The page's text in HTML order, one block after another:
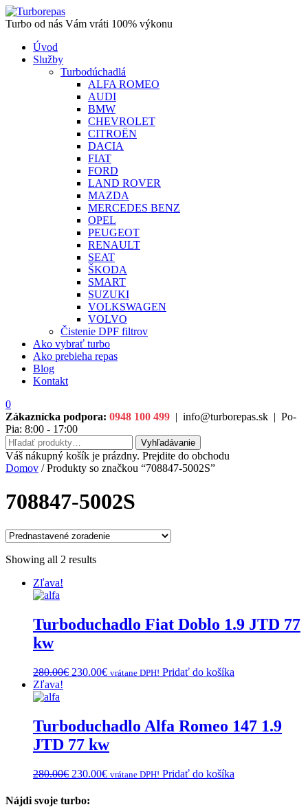
Turbo od nás Vám vráti 100% výkonu
Úvod
Služby
Turbodúchadlá
ALFA ROMEO
AUDI
BMW
CHEVROLET
CITROËN
DACIA
FIAT
FORD
LAND ROVER
MAZDA
MERCEDES BENZ
OPEL
PEUGEOT
RENAULT
SEAT
ŠKODA
SMART
SUZUKI
VOLKSWAGEN
VOLVO
Čistenie DPF filtrov
Ako vybrať turbo
Ako prebieha repas
Blog
Kontakt
0
Zákaznícka podpora: 0948 100 499 | info@turborepas.sk | Po-
Pia: 8:00 - 17:00
Hľadať:
Vyhľadávanie
Váš nákupný košík je prázdny. Prejdite do obchodu
Domov / Produkty so značkou “708847-5002S”
708847-5002S
Showing all 2 results
Zľava!
Turboduchadlo Fiat Doblo 1.9 JTD 77
kw
280.00€ Original
230.00€Current
vrátane DPH! Pridať do košíka
Zľava!
Turboduchadlo Alfa Romeo 147 1.9
JTD 77 kw
280.00€ Original
was:
230.00€Current
vrátane DPH! Pridať do košíka
Nájdi svoje turbo: